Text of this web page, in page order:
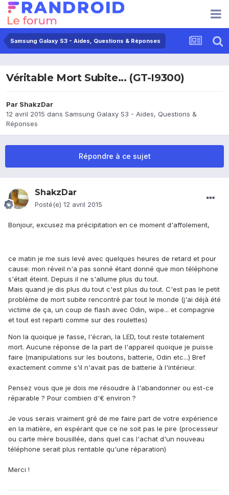
Samsung Galaxy S3 - Aides, Questions & Réponses
Véritable Mort Subite... (GT-I9300)
Par ShakzDar
12 avril 2015 dans Samsung Galaxy S3 - Aides, Questions &
Réponses
Répondre à ce sujet
ShakzDar
Posté(e) 12 avril 2015
Bonjour, excusez ma précipitation en ce moment d'affolement,
ce matin je me suis levé avec quelques heures de retard et pour
cause: mon réveil n'a pas sonné étant donné que mon téléphone
s'était éteint. Depuis il ne s'allume plus du tout.
Mais quand je dis plus du tout c'est plus du tout. C'est pas le petit
problème de mort subite rencontré par tout le monde (j'ai déjà été
victime de ça, un coup de flash avec Odin, wipe... et compagnie
et tout est reparti comme sur des roulettes)
Non la quoique je fasse, l'écran, la LED, tout reste totalement
mort. Aucune réponse de la part de l'appareil quoique je puisse
faire (manipulations sur les boutons, batterie, Odin etc...) Bref
exactement comme s'il n'avait pas de batterie à l'intérieur.
Pensez vous que je dois me résoudre à l'abandonner ou est-ce
réparable ? Pour combien d'€ environ ?
Je vous serais vraiment gré de me faire part de votre expérience
en la matière, en espérant que ce ne soit pas le pire (processeur
ou carte mère bousillée, dans quel cas l'achat d'un nouveau
téléphone serait plus rentable qu'une réparation)
Merci !